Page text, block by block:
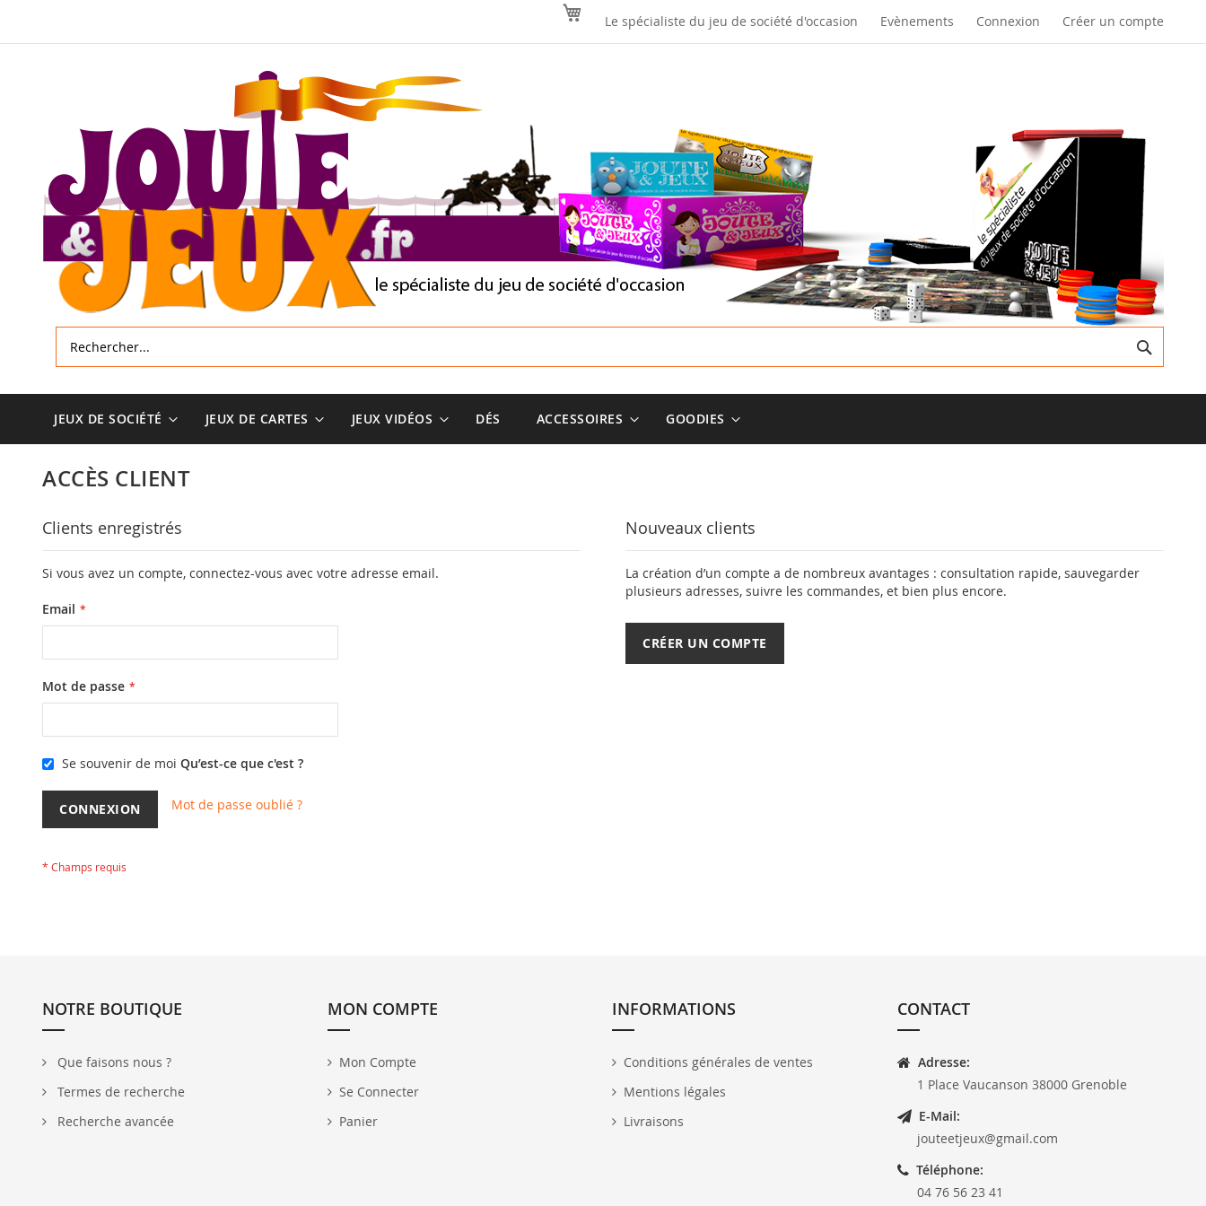
contenu
Le spécialiste du jeu de société d'occasion Evènements Connexion Créer un compte
JEUX DE SOCIÉTÉ JEUX DE CARTES JEUX VIDÉOS DÉS ACCESSOIRES GOODIES
ACCÈS CLIENT
Clients enregistrés
Si vous avez un compte, connectez-vous avec votre adresse email.
Email
Mot de passe
Se souvenir de moi Qu’est-ce que c'est ?
CONNEXION Mot de passe oublié ?
Nouveaux clients
La création d’un compte a de nombreux avantages : consultation rapide, sauvegarder
plusieurs adresses, suivre les commandes, et bien plus encore.
CRÉER UN COMPTE
NOTRE BOUTIQUE
Que faisons nous ?
Termes de recherche
Recherche avancée
MON COMPTE
Mon Compte
Se Connecter
Panier
INFORMATIONS
Conditions générales de ventes
Mentions légales
Livraisons
CONTACT
Adresse:
1 Place Vaucanson 38000 Grenoble
E-Mail:
jouteetjeux@gmail.com
Téléphone:
04 76 56 23 41